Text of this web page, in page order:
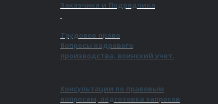
Консультации по правовым
вопросам, подготовка запросов
Трудовое право
Вопросы кадрового
производства, воинский учет.
Заказчика и Подрядчика